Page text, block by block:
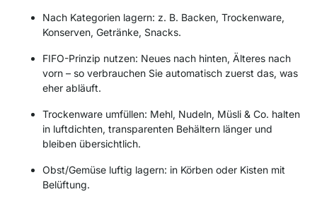
Nach Kategorien lagern: z. B. Backen, Trockenware,
Konserven, Getränke, Snacks.
FIFO-Prinzip nutzen: Neues nach hinten, Älteres nach
vorn – so verbrauchen Sie automatisch zuerst das, was
eher abläuft.
Trockenware umfüllen: Mehl, Nudeln, Müsli & Co. halten
in luftdichten, transparenten Behältern länger und
bleiben übersichtlich.
Obst/Gemüse luftig lagern: in Körben oder Kisten mit
Belüftung.